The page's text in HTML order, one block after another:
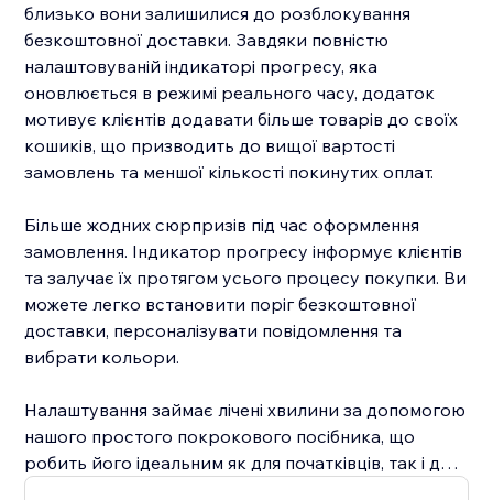
близько вони залишилися до розблокування
безкоштовної доставки. Завдяки повністю
налаштовуваній індикаторі прогресу, яка
оновлюється в режимі реального часу, додаток
мотивує клієнтів додавати більше товарів до своїх
кошиків, що призводить до вищої вартості
замовлень та меншої кількості покинутих оплат.
Більше жодних сюрпризів під час оформлення
замовлення. Індикатор прогресу інформує клієнтів
та залучає їх протягом усього процесу покупки. Ви
можете легко встановити поріг безкоштовної
доставки, персоналізувати повідомлення та
вибрати кольори.
Налаштування займає лічені хвилини за допомогою
нашого простого покрокового посібника, що
робить його ідеальним як для початківців, так і для